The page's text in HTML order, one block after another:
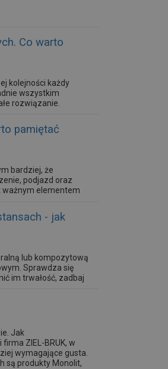
Co warto
kolejności każdy
wszystkim
rozwiązanie.
pamiętać
bardziej, że
podjazd oraz
ważnym elementem
- jak
lub kompozytową
Sprawdza się
im trwałość, zadbaj
Jak
ZIEL-BRUK, w
wymagające gusta.
są produkty Monolit,